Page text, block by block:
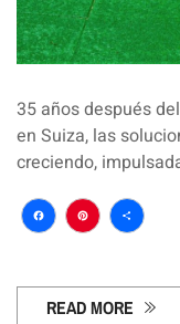
35 años después
en Suiza, las
creciendo,
Facebook
Pinterest
READ MORE